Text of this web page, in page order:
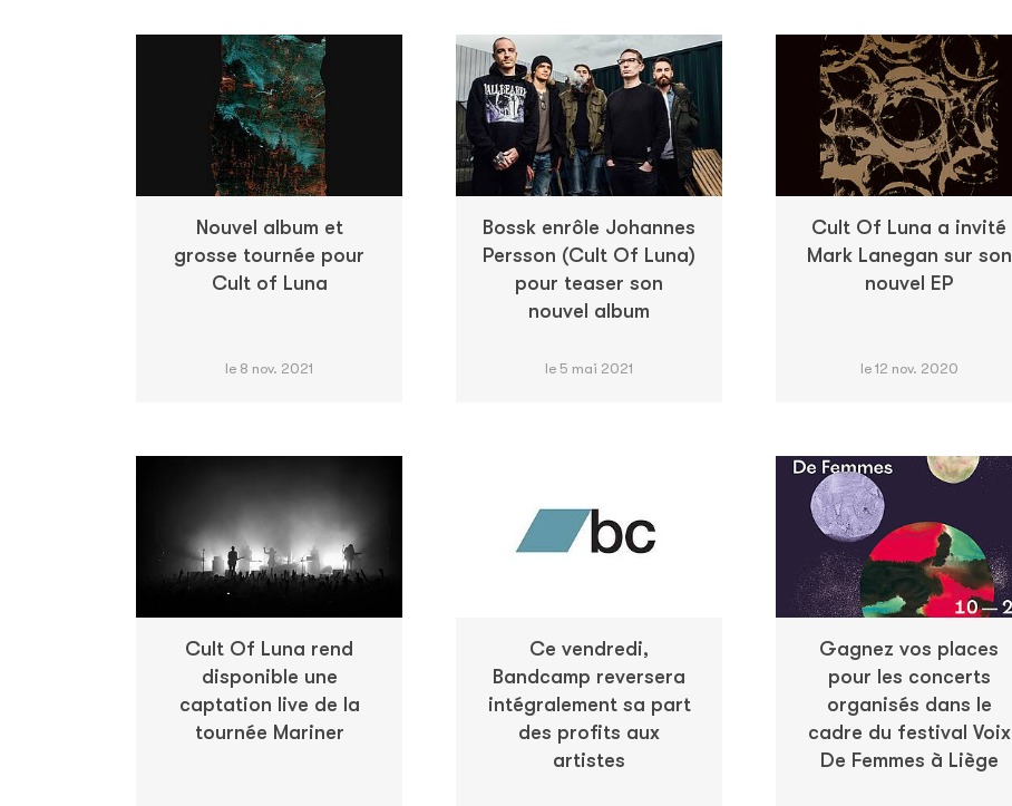
Nouvel album et
grosse tournée pour
Cult of Luna
le 8 nov. 2021
Bossk enrôle Johannes
Persson (Cult Of Luna)
pour teaser son
nouvel album
le 5 mai 2021
Cult Of Luna a invité
Mark Lanegan sur son
nouvel EP
le 12 nov. 2020
Cult Of Luna rend
disponible une
captation live de la
tournée Mariner
Ce vendredi,
Bandcamp reversera
intégralement sa part
des profits aux
artistes
Gagnez vos places
pour les concerts
organisés dans le
cadre du festival Voix
De Femmes à Liège